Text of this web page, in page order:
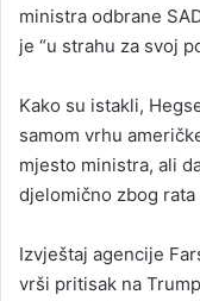
ministra odbrane
je “u strahu za svoj
Kako su istakli,
samom vrhu
mjesto ministra, ali
djelomično zbog rata
Izvještaj agencije
vrši pritisak na